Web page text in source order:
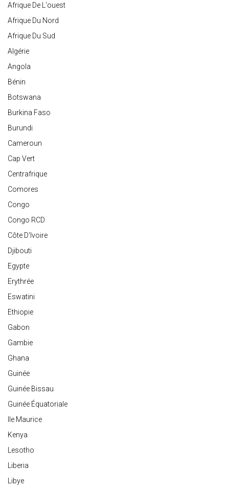
Afrique De L'ouest
Afrique Du Nord
Afrique Du Sud
Algérie
Angola
Bénin
Botswana
Burkina Faso
Burundi
Cameroun
Cap Vert
Centrafrique
Comores
Congo
Congo RCD
Côte D'Ivoire
Djibouti
Egypte
Erythrée
Eswatini
Ethiopie
Gabon
Gambie
Ghana
Guinée
Guinée Bissau
Guinée Équatoriale
Ile Maurice
Kenya
Lesotho
Liberia
Libye